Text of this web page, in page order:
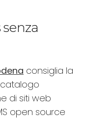
consiglia la
di siti web
open source